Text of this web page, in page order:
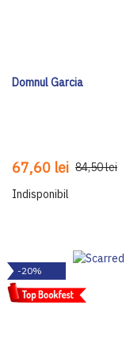
Domnul Garcia
67,60 lei 84,50 lei
Indisponibil
-20%